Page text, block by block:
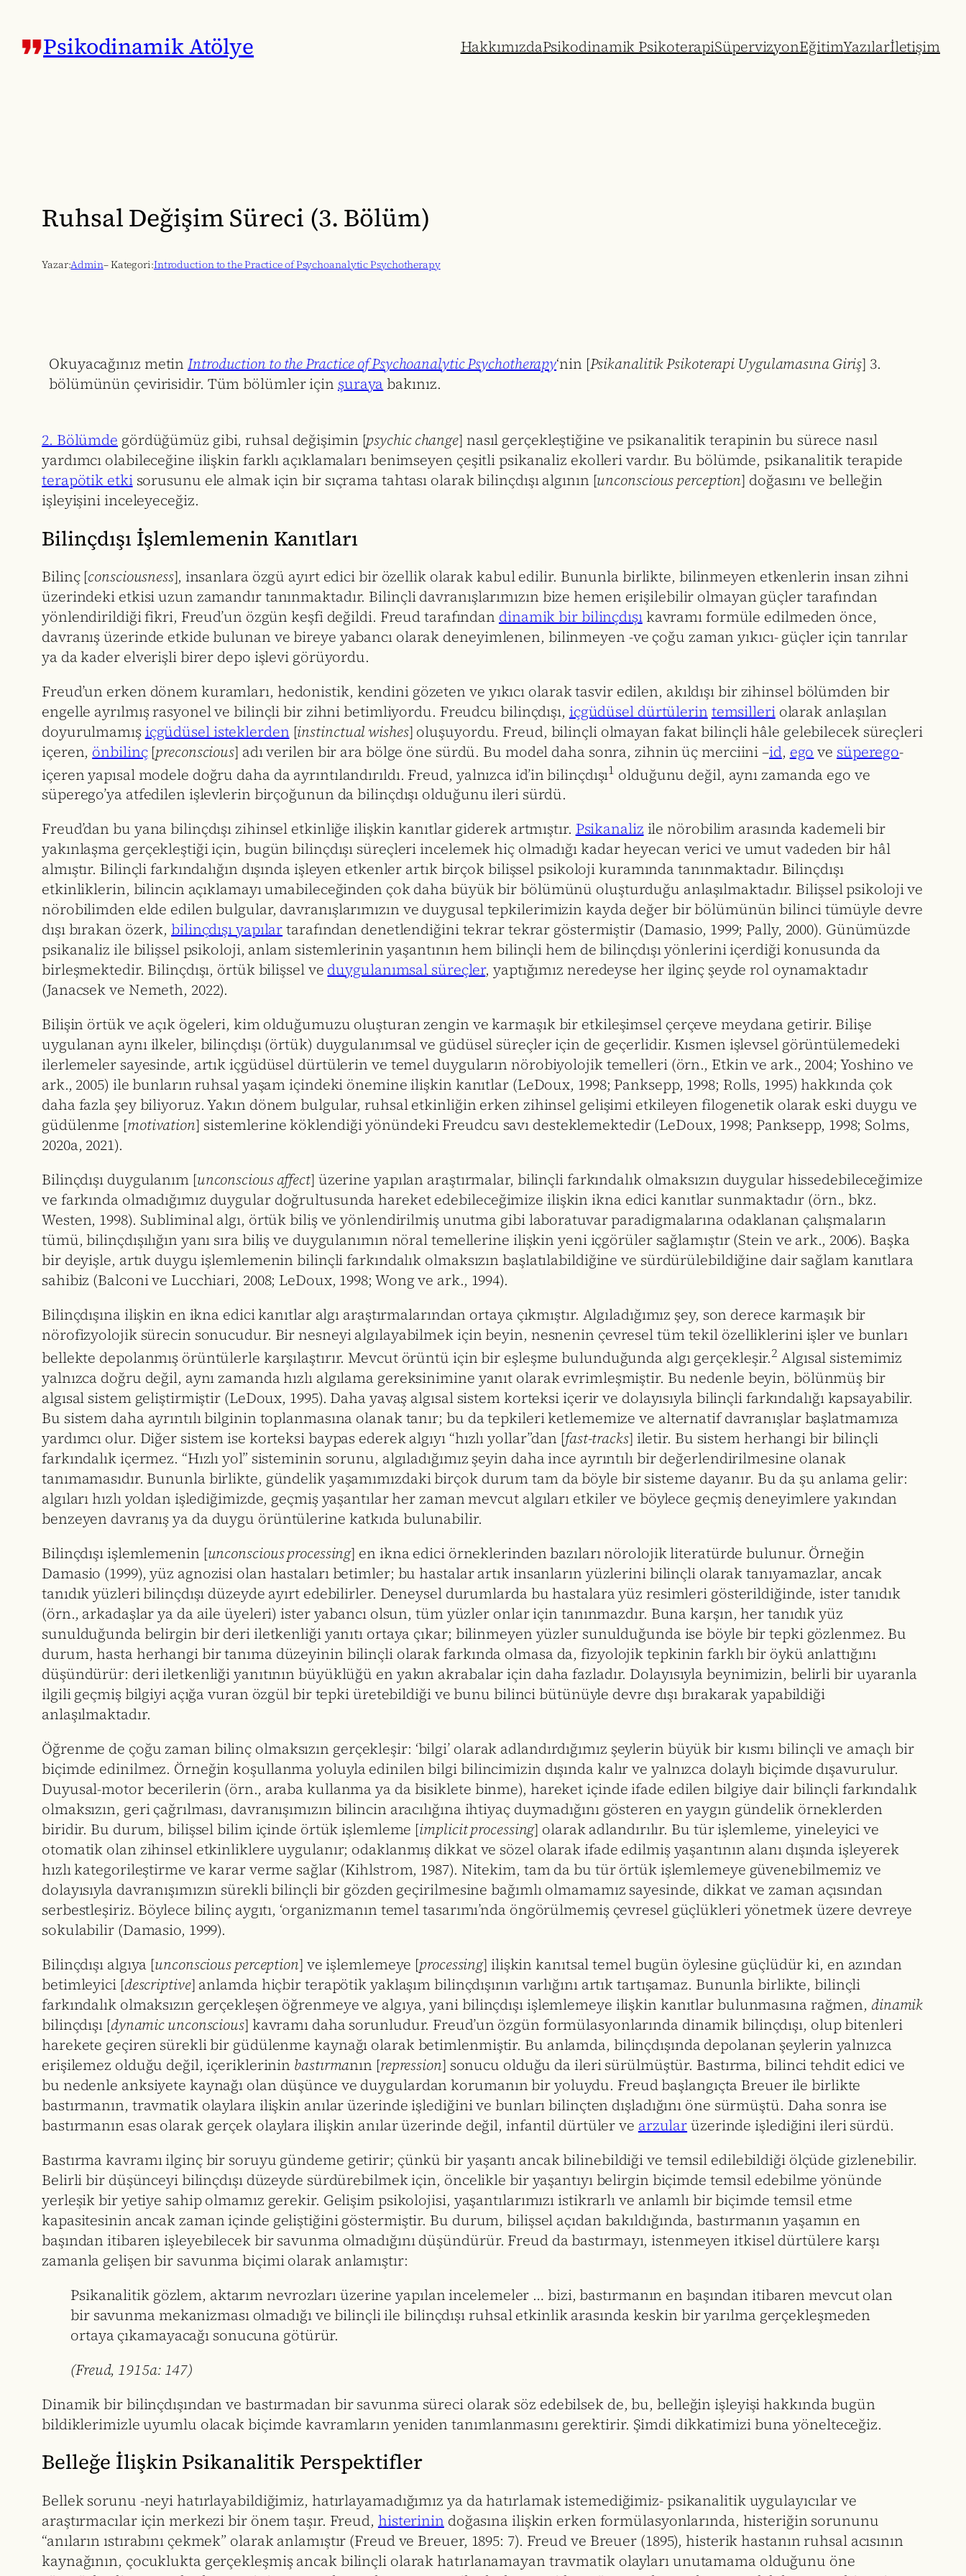
geç
Psikodinamik Atölye HakkımızdaPsikodinamik PsikoterapiSüpervizyonEğitimYazılarİletişim
Ruhsal Değişim Süreci (3. Bölüm)
Yazar:Admin– Kategori:Introduction to the Practice of Psychoanalytic Psychotherapy
Okuyacağınız metinIntroduction to the Practice of Psychoanalytic Psychotherapy‘nin [Psikanalitik Psikoterapi Uygulamasına Giriş] 3.
bölümünün çevirisidir. Tüm bölümler için şurayabakınız.
2. Bölümde gördüğümüz gibi, ruhsal değişimin [psychic change] nasıl gerçekleştiğine ve psikanalitik terapinin bu sürece nasıl
yardımcı olabileceğine ilişkin farklı açıklamaları benimseyen çeşitli psikanaliz ekolleri vardır. Bu bölümde, psikanalitik terapide
terapötik etkisorusunu ele almak için bir sıçrama tahtası olarak bilinçdışı algının [unconscious perception] doğasını ve belleğin
işleyişini inceleyeceğiz.
Bilinçdışı İşlemlemenin Kanıtları
Bilinç [consciousness], insanlara özgü ayırt edici bir özellik olarak kabul edilir. Bununla birlikte, bilinmeyen etkenlerin insan zihni
üzerindeki etkisi uzun zamandır tanınmaktadır. Bilinçli davranışlarımızın bize hemen erişilebilir olmayan güçler tarafından
yönlendirildiği fikri, Freud’un özgün keşfi değildi. Freud tarafından dinamik bir bilinçdışıkavramı formüle edilmeden önce,
davranış üzerinde etkide bulunan ve bireye yabancı olarak deneyimlenen, bilinmeyen -ve çoğu zaman yıkıcı- güçler için tanrılar
ya da kader elverişli birer depo işlevi görüyordu.
Freud’un erken dönem kuramları, hedonistik, kendini gözeten ve yıkıcı olarak tasvir edilen, akıldışı bir zihinsel bölümden bir
engelle ayrılmış rasyonel ve bilinçli bir zihni betimliyordu. Freudcu bilinçdışı, içgüdüsel dürtülerintemsilleriolarak anlaşılan
doyurulmamış içgüdüsel isteklerden[instinctual wishes] oluşuyordu. Freud, bilinçli olmayan fakat bilinçli hâle gelebilecek süreçleri
içeren, önbilinç[preconscious] adı verilen bir ara bölge öne sürdü. Bu model daha sonra, zihnin üç merciini –id, ego ve süperego-
içeren yapısal modele doğru daha da ayrıntılandırıldı. Freud, yalnızca id’in bilinçdışı1 olduğunu değil, aynı zamanda ego ve
süperego’ya atfedilen işlevlerin birçoğunun da bilinçdışı olduğunu ileri sürdü.
Freud’dan bu yana bilinçdışı zihinsel etkinliğe ilişkin kanıtlar giderek artmıştır. Psikanaliz ile nörobilim arasında kademeli bir
yakınlaşma gerçekleştiği için, bugün bilinçdışı süreçleri incelemek hiç olmadığı kadar heyecan verici ve umut vadeden bir hâl
almıştır. Bilinçli farkındalığın dışında işleyen etkenler artık birçok bilişsel psikoloji kuramında tanınmaktadır. Bilinçdışı
etkinliklerin, bilincin açıklamayı umabileceğinden çok daha büyük bir bölümünü oluşturduğu anlaşılmaktadır. Bilişsel psikoloji ve
nörobilimden elde edilen bulgular, davranışlarımızın ve duygusal tepkilerimizin kayda değer bir bölümünün bilinci tümüyle devre
dışı bırakan özerk, bilinçdışı yapılartarafından denetlendiğini tekrar tekrar göstermiştir (Damasio, 1999; Pally, 2000). Günümüzde
psikanaliz ile bilişsel psikoloji, anlam sistemlerinin yaşantının hem bilinçli hem de bilinçdışı yönlerini içerdiği konusunda da
birleşmektedir. Bilinçdışı, örtük bilişsel ve duygulanımsal süreçler, yaptığımız neredeyse her ilginç şeyde rol oynamaktadır
(Janacsek ve Nemeth, 2022).
Bilişin örtük ve açık ögeleri, kim olduğumuzu oluşturan zengin ve karmaşık bir etkileşimsel çerçeve meydana getirir. Bilişe
uygulanan aynı ilkeler, bilinçdışı (örtük) duygulanımsal ve güdüsel süreçler için de geçerlidir. Kısmen işlevsel görüntülemedeki
ilerlemeler sayesinde, artık içgüdüsel dürtülerin ve temel duyguların nörobiyolojik temelleri (örn., Etkin ve ark., 2004; Yoshino ve
ark., 2005) ile bunların ruhsal yaşam içindeki önemine ilişkin kanıtlar (LeDoux, 1998; Panksepp, 1998; Rolls, 1995) hakkında çok
daha fazla şey biliyoruz. Yakın dönem bulgular, ruhsal etkinliğin erken zihinsel gelişimi etkileyen filogenetik olarak eski duygu ve
güdülenme [motivation] sistemlerine köklendiği yönündeki Freudcu savı desteklemektedir (LeDoux, 1998; Panksepp, 1998; Solms,
2020a, 2021).
Bilinçdışı duygulanım [unconscious affect] üzerine yapılan araştırmalar, bilinçli farkındalık olmaksızın duygular hissedebileceğimize
ve farkında olmadığımız duygular doğrultusunda hareket edebileceğimize ilişkin ikna edici kanıtlar sunmaktadır (örn., bkz.
Westen, 1998). Subliminal algı, örtük biliş ve yönlendirilmiş unutma gibi laboratuvar paradigmalarına odaklanan çalışmaların
tümü, bilinçdışılığın yanı sıra biliş ve duygulanımın nöral temellerine ilişkin yeni içgörüler sağlamıştır (Stein ve ark., 2006). Başka
bir deyişle, artık duygu işlemlemenin bilinçli farkındalık olmaksızın başlatılabildiğine ve sürdürülebildiğine dair sağlam kanıtlara
sahibiz (Balconi ve Lucchiari, 2008; LeDoux, 1998; Wong ve ark., 1994).
Bilinçdışına ilişkin en ikna edici kanıtlar algı araştırmalarından ortaya çıkmıştır. Algıladığımız şey, son derece karmaşık bir
nörofizyolojik sürecin sonucudur. Bir nesneyi algılayabilmek için beyin, nesnenin çevresel tüm tekil özelliklerini işler ve bunları
bellekte depolanmış örüntülerle karşılaştırır. Mevcut örüntü için bir eşleşme bulunduğunda algı gerçekleşir.2 Algısal sistemimiz
yalnızca doğru değil, aynı zamanda hızlı algılama gereksinimine yanıt olarak evrimleşmiştir. Bu nedenle beyin, bölünmüş bir
algısal sistem geliştirmiştir (LeDoux, 1995). Daha yavaş algısal sistem korteksi içerir ve dolayısıyla bilinçli farkındalığı kapsayabilir.
Bu sistem daha ayrıntılı bilginin toplanmasına olanak tanır; bu da tepkileri ketlememize ve alternatif davranışlar başlatmamıza
yardımcı olur. Diğer sistem ise korteksi baypas ederek algıyı “hızlı yollar”dan [fast‐tracks] iletir. Bu sistem herhangi bir bilinçli
farkındalık içermez. “Hızlı yol” sisteminin sorunu, algıladığımız şeyin daha ince ayrıntılı bir değerlendirilmesine olanak
tanımamasıdır. Bununla birlikte, gündelik yaşamımızdaki birçok durum tam da böyle bir sisteme dayanır. Bu da şu anlama gelir:
algıları hızlı yoldan işlediğimizde, geçmiş yaşantılar her zaman mevcut algıları etkiler ve böylece geçmiş deneyimlere yakından
benzeyen davranış ya da duygu örüntülerine katkıda bulunabilir.
Bilinçdışı işlemlemenin [unconscious processing] en ikna edici örneklerinden bazıları nörolojik literatürde bulunur. Örneğin
Damasio (1999), yüz agnozisi olan hastaları betimler; bu hastalar artık insanların yüzlerini bilinçli olarak tanıyamazlar, ancak
tanıdık yüzleri bilinçdışı düzeyde ayırt edebilirler. Deneysel durumlarda bu hastalara yüz resimleri gösterildiğinde, ister tanıdık
(örn., arkadaşlar ya da aile üyeleri) ister yabancı olsun, tüm yüzler onlar için tanınmazdır. Buna karşın, her tanıdık yüz
sunulduğunda belirgin bir deri iletkenliği yanıtı ortaya çıkar; bilinmeyen yüzler sunulduğunda ise böyle bir tepki gözlenmez. Bu
durum, hasta herhangi bir tanıma düzeyinin bilinçli olarak farkında olmasa da, fizyolojik tepkinin farklı bir öykü anlattığını
düşündürür: deri iletkenliği yanıtının büyüklüğü en yakın akrabalar için daha fazladır. Dolayısıyla beynimizin, belirli bir uyaranla
ilgili geçmiş bilgiyi açığa vuran özgül bir tepki üretebildiği ve bunu bilinci bütünüyle devre dışı bırakarak yapabildiği
anlaşılmaktadır.
Öğrenme de çoğu zaman bilinç olmaksızın gerçekleşir: ‘bilgi’ olarak adlandırdığımız şeylerin büyük bir kısmı bilinçli ve amaçlı bir
biçimde edinilmez. Örneğin koşullanma yoluyla edinilen bilgi bilincimizin dışında kalır ve yalnızca dolaylı biçimde dışavurulur.
Duyusal-motor becerilerin (örn., araba kullanma ya da bisiklete binme), hareket içinde ifade edilen bilgiye dair bilinçli farkındalık
olmaksızın, geri çağrılması, davranışımızın bilincin aracılığına ihtiyaç duymadığını gösteren en yaygın gündelik örneklerden
biridir. Bu durum, bilişsel bilim içinde örtük işlemleme [implicit processing] olarak adlandırılır. Bu tür işlemleme, yineleyici ve
otomatik olan zihinsel etkinliklere uygulanır; odaklanmış dikkat ve sözel olarak ifade edilmiş yaşantının alanı dışında işleyerek
hızlı kategorileştirme ve karar verme sağlar (Kihlstrom, 1987). Nitekim, tam da bu tür örtük işlemlemeye güvenebilmemiz ve
dolayısıyla davranışımızın sürekli bilinçli bir gözden geçirilmesine bağımlı olmamamız sayesinde, dikkat ve zaman açısından
serbestleşiriz. Böylece bilinç aygıtı, ‘organizmanın temel tasarımı’nda öngörülmemiş çevresel güçlükleri yönetmek üzere devreye
sokulabilir (Damasio, 1999).
Bilinçdışı algıya [unconscious perception] ve işlemlemeye [processing] ilişkin kanıtsal temel bugün öylesine güçlüdür ki, en azından
betimleyici [descriptive] anlamda hiçbir terapötik yaklaşım bilinçdışının varlığını artık tartışamaz. Bununla birlikte, bilinçli
farkındalık olmaksızın gerçekleşen öğrenmeye ve algıya, yani bilinçdışı işlemlemeye ilişkin kanıtlar bulunmasına rağmen, dinamik
bilinçdışı [dynamic unconscious] kavramı daha sorunludur. Freud’un özgün formülasyonlarında dinamik bilinçdışı, olup bitenleri
harekete geçiren sürekli bir güdülenme kaynağı olarak betimlenmiştir. Bu anlamda, bilinçdışında depolanan şeylerin yalnızca
erişilemez olduğu değil, içeriklerinin bastırmanın [repression] sonucu olduğu da ileri sürülmüştür. Bastırma, bilinci tehdit edici ve
bu nedenle anksiyete kaynağı olan düşünce ve duygulardan korumanın bir yoluydu. Freud başlangıçta Breuer ile birlikte
bastırmanın, travmatik olaylara ilişkin anılar üzerinde işlediğini ve bunları bilinçten dışladığını öne sürmüştü. Daha sonra ise
bastırmanın esas olarak gerçek olaylara ilişkin anılar üzerinde değil, infantil dürtüler ve arzularüzerinde işlediğini ileri sürdü.
Bastırma kavramı ilginç bir soruyu gündeme getirir; çünkü bir yaşantı ancak bilinebildiği ve temsil edilebildiği ölçüde gizlenebilir.
Belirli bir düşünceyi bilinçdışı düzeyde sürdürebilmek için, öncelikle bir yaşantıyı belirgin biçimde temsil edebilme yönünde
yerleşik bir yetiye sahip olmamız gerekir. Gelişim psikolojisi, yaşantılarımızı istikrarlı ve anlamlı bir biçimde temsil etme
kapasitesinin ancak zaman içinde geliştiğini göstermiştir. Bu durum, bilişsel açıdan bakıldığında, bastırmanın yaşamın en
başından itibaren işleyebilecek bir savunma olmadığını düşündürür. Freud da bastırmayı, istenmeyen itkisel dürtülere karşı
zamanla gelişen bir savunma biçimi olarak anlamıştır:
Psikanalitik gözlem, aktarım nevrozları üzerine yapılan incelemeler … bizi, bastırmanın en başından itibaren mevcut olan
bir savunma mekanizması olmadığı ve bilinçli ile bilinçdışı ruhsal etkinlik arasında keskin bir yarılma gerçekleşmeden
ortaya çıkamayacağı sonucuna götürür.
(Freud, 1915a: 147)
Dinamik bir bilinçdışından ve bastırmadan bir savunma süreci olarak söz edebilsek de, bu, belleğin işleyişi hakkında bugün
bildiklerimizle uyumlu olacak biçimde kavramların yeniden tanımlanmasını gerektirir. Şimdi dikkatimizi buna yönelteceğiz.
Belleğe İlişkin Psikanalitik Perspektifler
Bellek sorunu -neyi hatırlayabildiğimiz, hatırlayamadığımız ya da hatırlamak istemediğimiz- psikanalitik uygulayıcılar ve
araştırmacılar için merkezi bir önem taşır. Freud, histerinindoğasına ilişkin erken formülasyonlarında, histeriğin sorununu
“anıların ıstırabını çekmek” olarak anlamıştır (Freud ve Breuer, 1895: 7). Freud ve Breuer (1895), histerik hastanın ruhsal acısının
kaynağının, çocuklukta gerçekleşmiş ancak bilinçli olarak hatırlanamayan travmatik olayları unutamama olduğunu öne